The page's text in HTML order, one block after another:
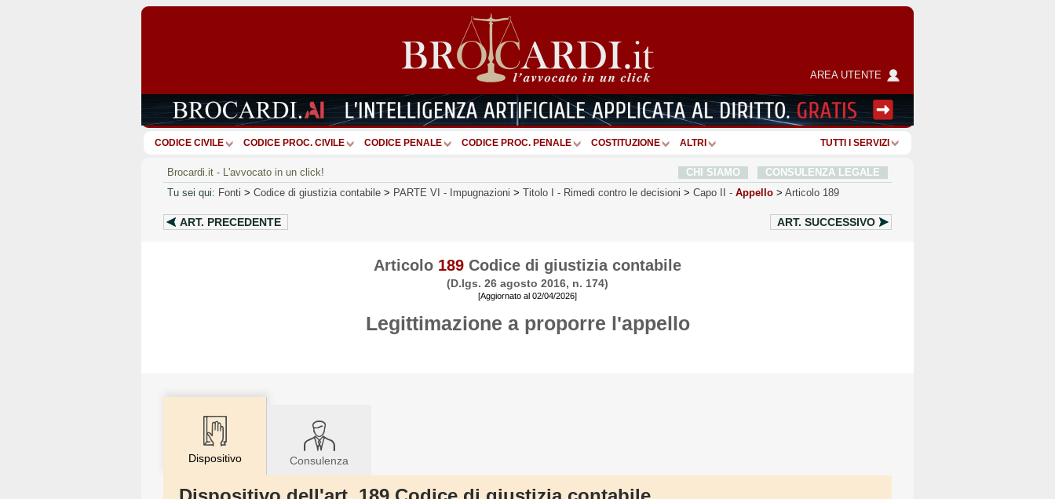
AREA UTENTE
CODICE CIVILE CODICE PROC. CIVILE CODICE PENALE CODICE PROC. PENALE COSTITUZIONE ALTRI TUTTI I SERVIZI
Brocardi.it - L'avvocato in un click! CHI SIAMO
CONSULENZA LEGALE
Tu sei qui: Fonti > Codice di giustizia contabile > PARTE VI - Impugnazioni > Titolo I - Rimedi contro le decisioni > Capo II - Appello > Articolo 189
ART. PRECEDENTE ART. SUCCESSIVO
Articolo 189 Codice di giustizia contabile
(D.lgs. 26 agosto 2016, n. 174)
[Aggiornato al 02/04/2026]
Legittimazione a proporre l'appello
Dispositivo Consulenza